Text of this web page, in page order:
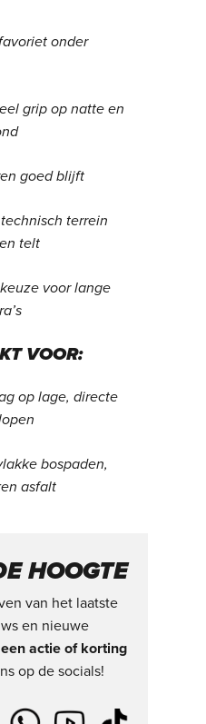
onder
grip op natte en
goed blijft
terrein
telt
voor lange
VOOR:
op lage, directe
bospaden,
asfalt
HOOGTE
van het laatste
en nieuwe
actie of korting
op de socials!